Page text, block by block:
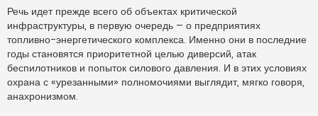
Речь идет прежде всего об объектах критической
инфраструктуры, в первую очередь – о предприятиях
топливно-энергетического комплекса. Именно они в последние
годы становятся приоритетной целью диверсий, атак
беспилотников и попыток силового давления. И в этих условиях
охрана с «урезанными» полномочиями выглядит, мягко говоря,
анахронизмом.